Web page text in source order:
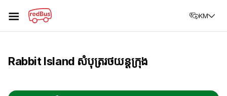
☰ KM
Rabbit Island សំបុត្ររថយន្តក្រុង